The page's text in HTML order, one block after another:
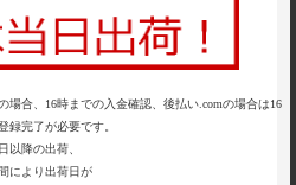
合、16時までの入金確認、後払い.comの場合は16
録完了が必要です。
以降の出荷、
により出荷日が